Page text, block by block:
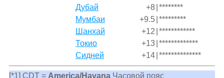
Дубай
+8 ********
Мумбаи
+9.5 *********
Шанхай
+12 ************
Токио
+13 *************
Сидней
+14 **************
[*1] CDT = America/HavanaЧасовой пояс